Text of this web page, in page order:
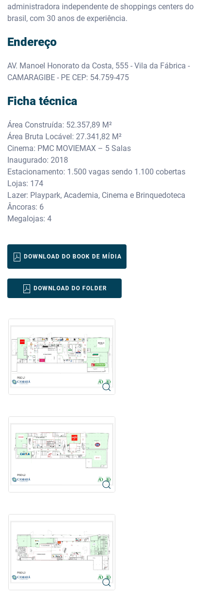
administradora independente de shoppings centers do
brasil, com 30 anos de experiência.
Endereço
AV. Manoel Honorato da Costa, 555 - Vila da Fábrica -
CAMARAGIBE - PE CEP: 54.759-475
Ficha técnica
Área Construída: 52.357,89 M²
Área Bruta Locável: 27.341,82 M²
Cinema: PMC MOVIEMAX – 5 Salas
Inaugurado: 2018
Estacionamento: 1.500 vagas sendo 1.100 cobertas
Lojas: 174
Lazer: Playpark, Academia, Cinema e Brinquedoteca
Âncoras: 6
Megalojas: 4
DOWNLOAD DO BOOK DE MÍDIA
DOWNLOAD DO FOLDER